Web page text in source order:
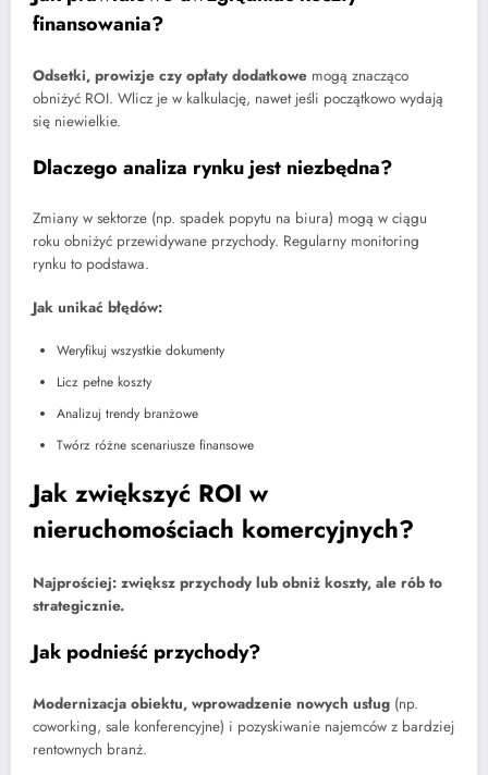
finansowania?
Odsetki, prowizje czy opłaty dodatkowe mogą znacząco
obniżyć ROI. Wlicz je w kalkulację, nawet jeśli początkowo wydają
się niewielkie.
Dlaczego analiza rynku jest niezbędna?
Zmiany w sektorze (np. spadek popytu na biura) mogą w ciągu
roku obniżyć przewidywane przychody. Regularny monitoring
rynku to podstawa.
Jak unikać błędów:
Weryfikuj wszystkie dokumenty
Licz pełne koszty
Analizuj trendy branżowe
Twórz różne scenariusze finansowe
Jak zwiększyć ROI w
nieruchomościach komercyjnych?
Najprościej: zwiększ przychody lub obniż koszty, ale rób to
strategicznie.
Jak podnieść przychody?
Modernizacja obiektu, wprowadzenie nowych usług (np.
coworking, sale konferencyjne) i pozyskiwanie najemców z bardziej
rentownych branż.